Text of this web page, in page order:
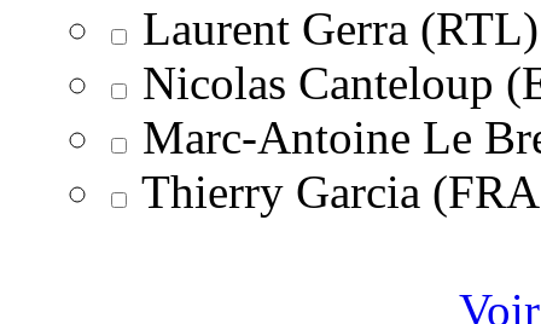
Laurent Gerra (RTL)
Nicolas Canteloup
Marc-Antoine Le
Thierry Garcia